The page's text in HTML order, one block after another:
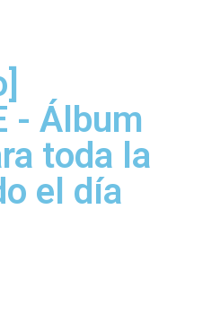
- Álbum
toda la
el día